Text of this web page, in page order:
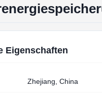
Eigenschaften
Zhejiang, China